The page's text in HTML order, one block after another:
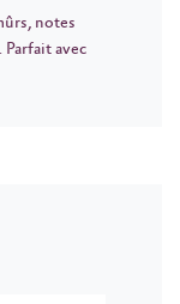
notes
avec